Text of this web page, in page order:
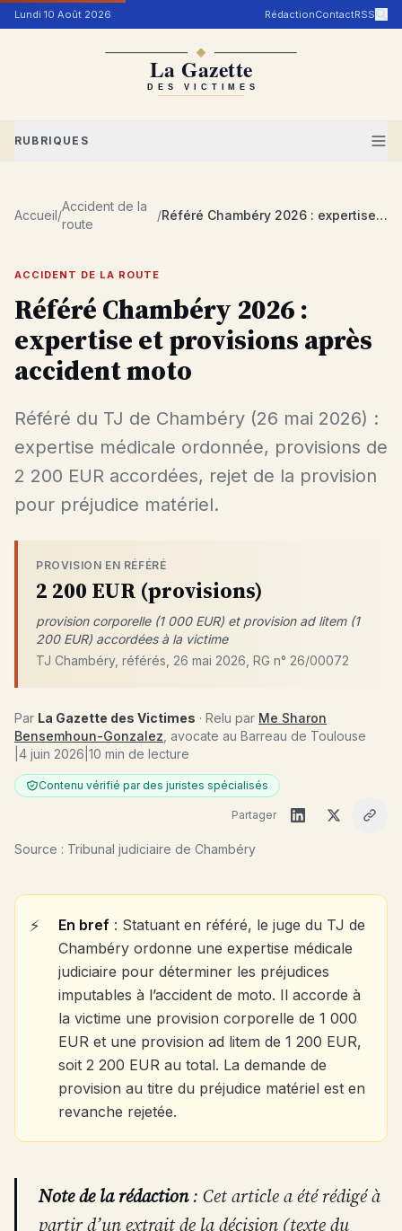
Aller au contenu
Lundi 10 Août 2026 RédactionContactRSS
RUBRIQUES
Accueil/
Accident de la
route
/ Référé Chambéry 2026 : expertise et provisions après accident moto
ACCIDENT DE LA ROUTE
Référé Chambéry 2026 :
expertise et provisions après
accident moto
Référé du TJ de Chambéry (26 mai 2026) :
expertise médicale ordonnée, provisions de
2 200 EUR accordées, rejet de la provision
pour préjudice matériel.
PROVISION EN RÉFÉRÉ
2 200 EUR (provisions)
provision corporelle (1 000 EUR) et provision ad litem (1
200 EUR) accordées à la victime
TJ Chambéry, référés, 26 mai 2026, RG n° 26/00072
Par La Gazette des Victimes · Relu par Me Sharon
Bensemhoun-Gonzalez , avocate au Barreau de Toulouse
4 juin 2026 10 min de lecture
Contenu vérifié par des juristes spécialisés
Partager
Source : Tribunal judiciaire de Chambéry
En bref : Statuant en référé, le juge du TJ de
Chambéry ordonne une expertise médicale
judiciaire pour déterminer les préjudices
imputables à l’accident de moto. Il accorde à
la victime une provision corporelle de 1 000
EUR et une provision ad litem de 1 200 EUR,
soit 2 200 EUR au total. La demande de
provision au titre du préjudice matériel est en
revanche rejetée.
Note de la rédaction: Cet article a été rédigé à
partir d’un extrait de la décision (texte du